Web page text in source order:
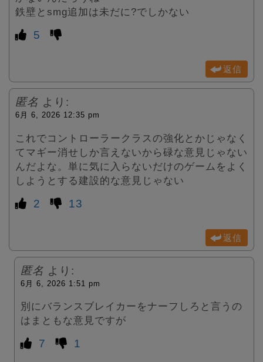
鉄壁とsmg追加は未だに?でしかない
5
返信
匿名 より:
6月 6, 2026 12:35 pm
これでコントローラークラスの強化とかじゃなく
てマギー消せしか言えないから碌な意見じゃない
んだよな。単に気に入らないだけのゲームをよく
しようとする建設的な意見じゃない
2 13
返信
匿名 より:
6月 6, 2026 1:51 pm
別にバランスブレイカーをナーフしろと言うの
はまともな意見ですが
7 1